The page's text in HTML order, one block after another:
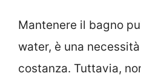
Mantenere il bagno
water, è una
costanza. Tuttavia,